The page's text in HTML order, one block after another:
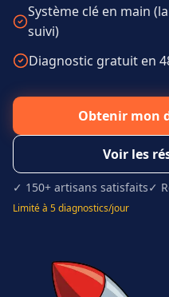
Système clé en main
suivi)
Diagnostic gratuit en
Obtenir mon
Voir les
✓ 150+ artisans satisfaits✓
Limité à 5 diagnostics/jour